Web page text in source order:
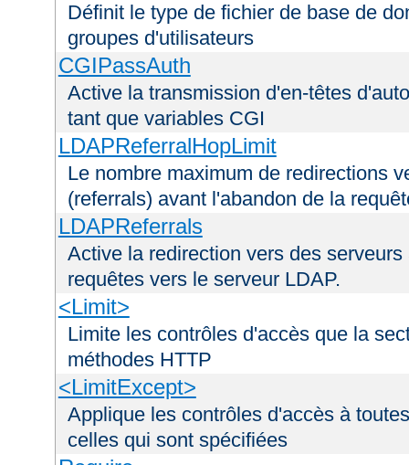
Définit le type de fichier de base de
groupes d'utilisateurs
CGIPassAuth
Active la transmission d'en-têtes
tant que variables CGI
LDAPReferralHopLimit
Le nombre maximum de redirections
(referrals) avant l'abandon de la
LDAPReferrals
Active la redirection vers des
requêtes vers le serveur LDAP.
<Limit>
Limite les contrôles d'accès que la
méthodes HTTP
<LimitExcept>
Applique les contrôles d'accès à
celles qui sont spécifiées